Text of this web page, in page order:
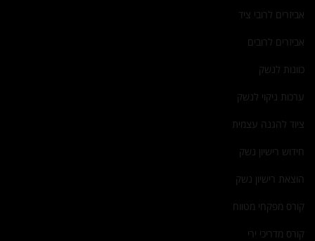
אביזרים לרובי ציד
אביזרים לרובים
כוונות לנשק
ערכות ניקוי לנשק
ציוד להגנה עצמית
חידוש רישיון נשק
הוצאת רישיון נשק
קורס מפקחי מטווח
קורס מדריכי ירי